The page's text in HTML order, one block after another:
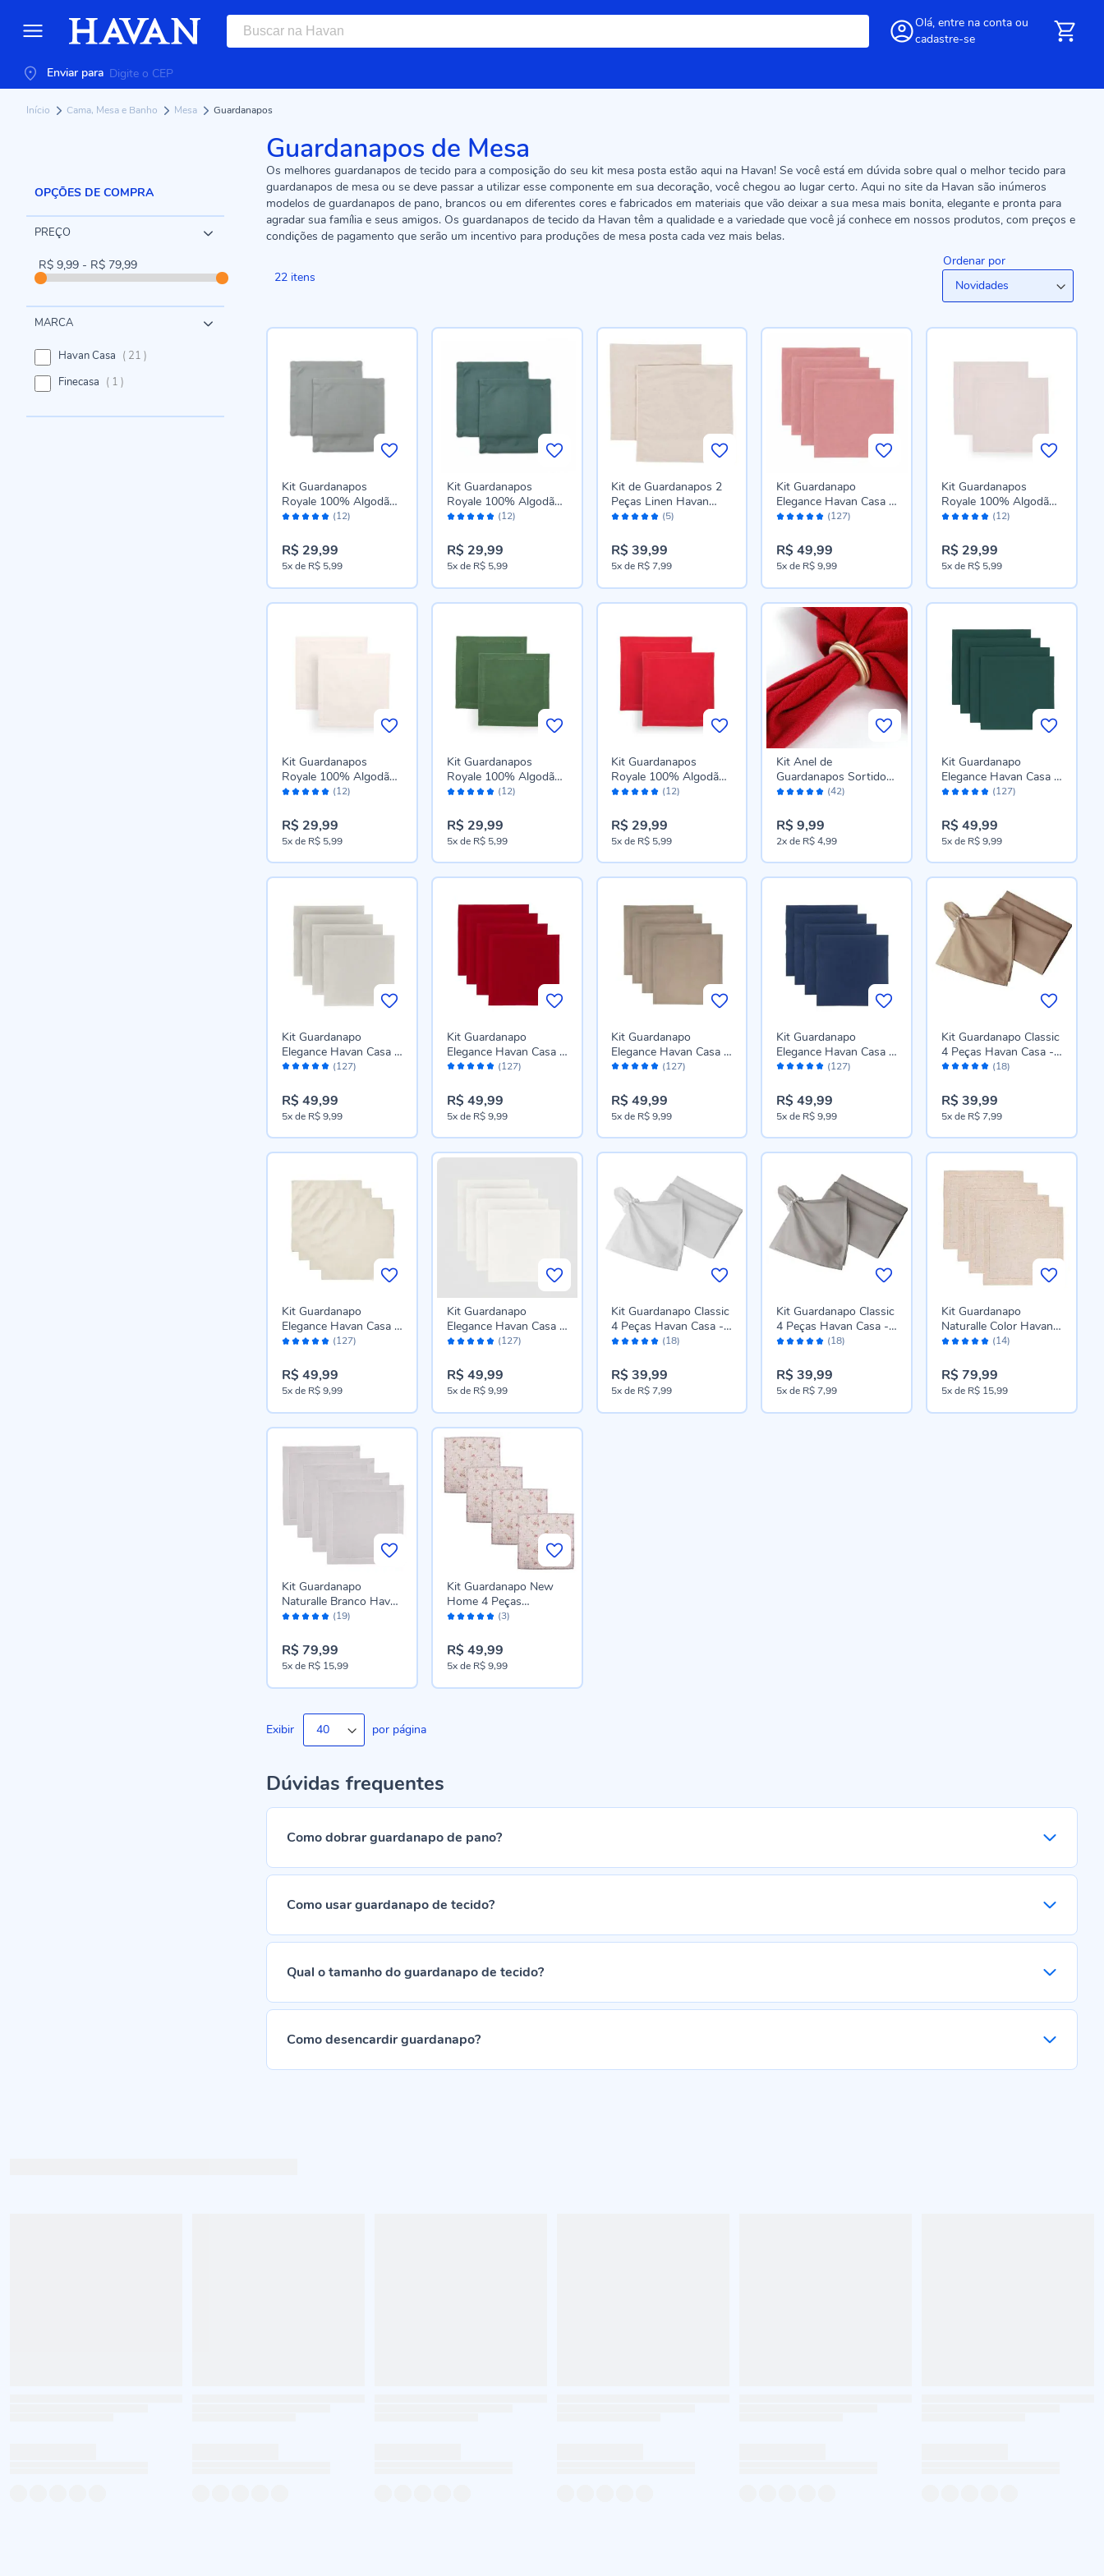
Olá, entre na conta ou
cadastre-se
Enviar para
Início Cama, Mesa e Banho Mesa Guardanapos
Guardanapos de Mesa
Os melhores guardanapos de tecido para a composição do seu kit mesa posta estão aqui na Havan! Se você está em dúvida sobre qual o melhor tecido para
guardanapos de mesa ou se deve passar a utilizar esse componente em sua decoração, você chegou ao lugar certo. Aqui no site da Havan são inúmeros
modelos de guardanapos de pano, brancos ou em diferentes cores e fabricados em materiais que vão deixar a sua mesa mais bonita, elegante e pronta para
agradar sua família e seus amigos. Os guardanapos de tecido da Havan têm a qualidade e a variedade que você já conhece em nossos produtos, com preços e
condições de pagamento que serão um incentivo para produções de mesa posta cada vez mais belas.
22 itens
Ordenar por
Avaliação: (12)
Kit Guardanapos
Royale 100% Algodão
Havan Casa 2 pçs -
R$ 29,99
5xde R$ 5,99
Avaliação: (12)
Kit Guardanapos
Royale 100% Algodão
Havan Casa 2 pçs -
R$ 29,99
5xde R$ 5,99
Avaliação: (5)
Kit de Guardanapos 2
Peças Linen Havan
Casa - Linho
R$ 39,99
5xde R$ 7,99
Avaliação: (127)
Kit Guardanapo
Elegance Havan Casa 4
Peças - Rosa
R$ 49,99
5xde R$ 9,99
Avaliação: (12)
Kit Guardanapos
Royale 100% Algodão
Havan Casa 2 pçs -
R$ 29,99
5xde R$ 5,99
Avaliação: (12)
Kit Guardanapos
Royale 100% Algodão
Havan Casa 2 pçs -
R$ 29,99
5xde R$ 5,99
Avaliação: (12)
Kit Guardanapos
Royale 100% Algodão
Havan Casa 2 pçs -
R$ 29,99
5xde R$ 5,99
Avaliação: (12)
Kit Guardanapos
Royale 100% Algodão
Havan Casa 2 pçs -
R$ 29,99
5xde R$ 5,99
Avaliação: (42)
Kit Anel de
Guardanapos Sortidos
Havan Casa 4 Peças -
R$ 9,99
2xde R$ 4,99
Avaliação: (127)
Kit Guardanapo
Elegance Havan Casa 4
Peças - Verde Pinheiro
R$ 49,99
5xde R$ 9,99
Avaliação: (127)
Kit Guardanapo
Elegance Havan Casa 4
Peças - Prata
R$ 49,99
5xde R$ 9,99
Avaliação: (127)
Kit Guardanapo
Elegance Havan Casa 4
Peças - Vermelho
R$ 49,99
5xde R$ 9,99
Avaliação: (127)
Kit Guardanapo
Elegance Havan Casa 4
Peças - Areia
R$ 49,99
5xde R$ 9,99
Avaliação: (127)
Kit Guardanapo
Elegance Havan Casa 4
Peças - Azul Marinho
R$ 49,99
5xde R$ 9,99
Avaliação: (18)
Kit Guardanapo Classic
4 Peças Havan Casa -
Areia
R$ 39,99
5xde R$ 7,99
Avaliação: (127)
Kit Guardanapo
Elegance Havan Casa 4
Peças - Off White
R$ 49,99
5xde R$ 9,99
Avaliação: (127)
Kit Guardanapo
Elegance Havan Casa 4
Peças - Branco
R$ 49,99
5xde R$ 9,99
Avaliação: (18)
Kit Guardanapo Classic
4 Peças Havan Casa -
Branco
R$ 39,99
5xde R$ 7,99
Avaliação: (18)
Kit Guardanapo Classic
4 Peças Havan Casa -
Prata
R$ 39,99
5xde R$ 7,99
Avaliação: (14)
Kit Guardanapo
Naturalle Color Havan
Casa 4 Pçs - Natural
R$ 79,99
5xde R$ 15,99
Avaliação: (19)
Kit Guardanapo
Naturalle Branco Havan
Casa - White
R$ 79,99
5xde R$ 15,99
Avaliação: (3)
Kit Guardanapo New
Home 4 Peças
Estampado - Floratta
R$ 49,99
5xde R$ 9,99
Exibir por página
Dúvidas frequentes
Como dobrar guardanapo de pano?
Como usar guardanapo de tecido?
Qual o tamanho do guardanapo de tecido?
Como desencardir guardanapo?
OPÇÕES DE COMPRA
PREÇO
R$ 9,99 - R$ 79,99
MARCA
Havan Casa 21 itens
Finecasa
1 item